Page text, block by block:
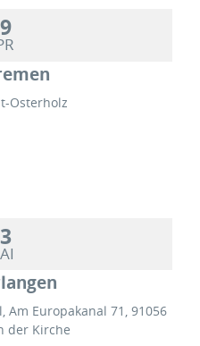
Osterholz
Am Europakanal 71, 91056
der Kirche